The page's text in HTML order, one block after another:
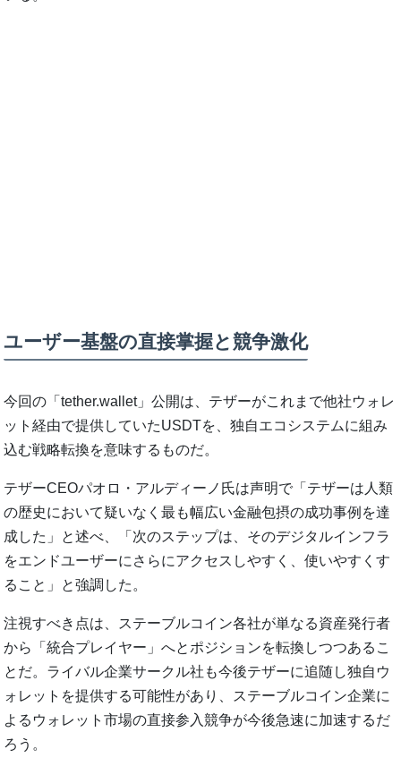
ユーザー基盤の直接掌握と競争激化
今回の「tether.wallet」公開は、テザーがこれまで他社ウォレ
ット経由で提供していたUSDTを、独自エコシステムに組み
込む戦略転換を意味するものだ。
テザーCEOパオロ・アルディーノ氏は声明で「テザーは人類
の歴史において疑いなく最も幅広い金融包摂の成功事例を達
成した」と述べ、「次のステップは、そのデジタルインフラ
をエンドユーザーにさらにアクセスしやすく、使いやすくす
ること」と強調した。
注視すべき点は、ステーブルコイン各社が単なる資産発行者
から「統合プレイヤー」へとポジションを転換しつつあるこ
とだ。ライバル企業サークル社も今後テザーに追随し独自ウ
ォレットを提供する可能性があり、ステーブルコイン企業に
よるウォレット市場の直接参入競争が今後急速に加速するだ
ろう。